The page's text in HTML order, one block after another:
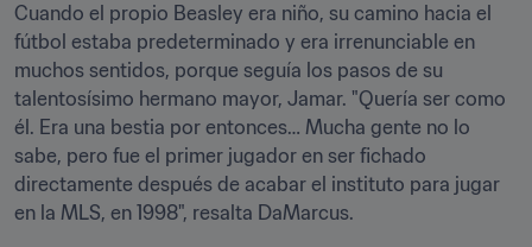
Cuando el propio Beasley era niño, su camino hacia el
fútbol estaba predeterminado y era irrenunciable en
muchos sentidos, porque seguía los pasos de su
talentosísimo hermano mayor, Jamar. "Quería ser como
él. Era una bestia por entonces… Mucha gente no lo
sabe, pero fue el primer jugador en ser fichado
directamente después de acabar el instituto para jugar
en la MLS, en 1998", resalta DaMarcus.